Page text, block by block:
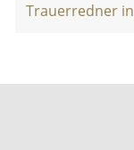
Trauerredner